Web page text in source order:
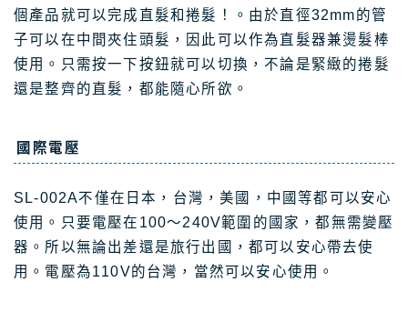
個產品就可以完成直髮和捲髮！。由於直徑32mm的管
子可以在中間夾住頭髮，因此可以作為直髮器兼燙髮棒
使用。只需按一下按鈕就可以切換，不論是緊緻的捲髮
還是整齊的直髮，都能隨心所欲。
國際電壓
SL-002A不僅在日本，台灣，美國，中國等都可以安心
使用。只要電壓在100～240V範圍的國家，都無需變壓
器。所以無論出差還是旅行出國，都可以安心帶去使
用。電壓為110V的台灣，當然可以安心使用。